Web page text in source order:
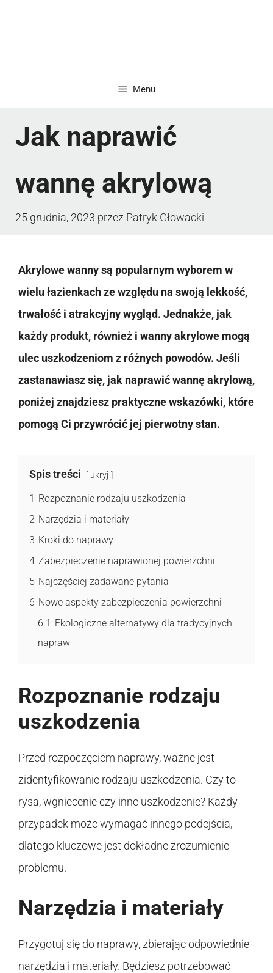
Menu
Jak naprawić
wannę akrylową
25 grudnia, 2023 przez Patryk Głowacki
Akrylowe wanny są popularnym wyborem w
wielu łazienkach ze względu na swoją lekkość,
trwałość i atrakcyjny wygląd. Jednakże, jak
każdy produkt, również i wanny akrylowe mogą
ulec uszkodzeniom z różnych powodów. Jeśli
zastanawiasz się, jak naprawić wannę akrylową,
poniżej znajdziesz praktyczne wskazówki, które
pomogą Ci przywrócić jej pierwotny stan.
Spis treści ukryj
1 Rozpoznanie rodzaju uszkodzenia
2 Narzędzia i materiały
3 Kroki do naprawy
4 Zabezpieczenie naprawionej powierzchni
5 Najczęściej zadawane pytania
6 Nowe aspekty zabezpieczenia powierzchni
6.1 Ekologiczne alternatywy dla tradycyjnych
napraw
Rozpoznanie rodzaju
uszkodzenia
Przed rozpoczęciem naprawy, ważne jest
zidentyfikowanie rodzaju uszkodzenia. Czy to
rysa, wgniecenie czy inne uszkodzenie? Każdy
przypadek może wymagać innego podejścia,
dlatego kluczowe jest dokładne zrozumienie
problemu.
Narzędzia i materiały
Przygotuj się do naprawy, zbierając odpowiednie
narzędzia i materiały. Będziesz potrzebować